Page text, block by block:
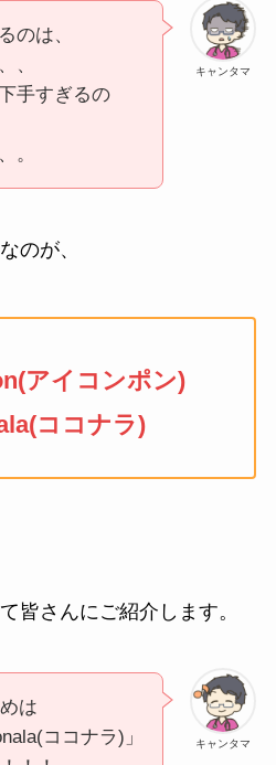
キャンタマ
のは、
、
手すぎるの
。
のが、
アイコンポン)
ココナラ)
皆さんにご紹介します。
キャンタマ
は
ココナラ)」